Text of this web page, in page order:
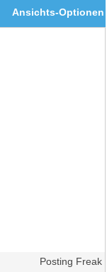
Ansichts-Optionen
Posting Freak